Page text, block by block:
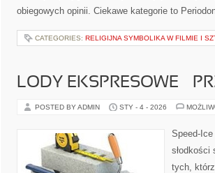
obiegowych opinii. Ciekawe kategorie to
CATEGORIES: RELIGIJNA SYMBOLIKA W FILMIE I
LODY EKSPRESOWE –
POSTED BY ADMIN STY - 4 - 2026
Speed-
słodkości
tych,